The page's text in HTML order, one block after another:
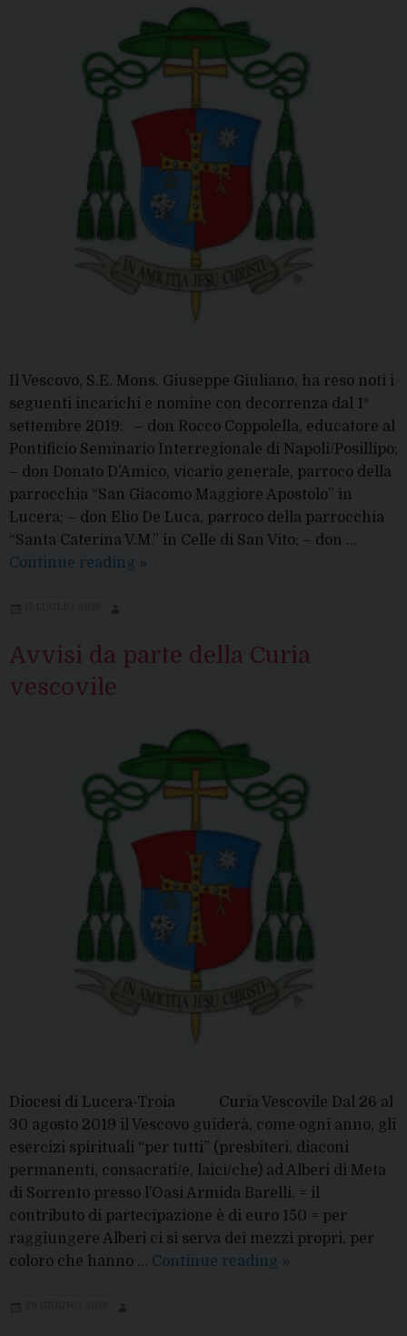
Il Vescovo, S.E. Mons. Giuseppe Giuliano, ha reso noti i
seguenti incarichi e nomine con decorrenza dal 1º
settembre 2019: – don Rocco Coppolella, educatore al
Pontificio Seminario Interregionale di Napoli/Posillipo;
– don Donato D’Amico, vicario generale, parroco della
parrocchia “San Giacomo Maggiore Apostolo” in
Lucera; – don Elio De Luca, parroco della parrocchia
“Santa Caterina V.M.” in Celle di San Vito; – don …
Continue reading Nuove
del
»
Avvisi da parte della Curia
vescovile
Diocesi di Lucera-Troia​​​​​​​​​​ Curia Vescovile​​​​​​​​​​​​ Dal 26 al
30 agosto 2019 il Vescovo guiderà, come ogni anno, gli
esercizi spirituali “per tutti” (presbiteri, diaconi
permanenti, consacrati/e, laici/che) ad Alberi di Meta
di Sorrento presso l’Oasi Armida Barelli. = il
contributo di partecipazione è di euro 150 = per
raggiungere Alberi ci si serva dei mezzi propri, per
coloro che hanno … Continue reading Avvisi
»